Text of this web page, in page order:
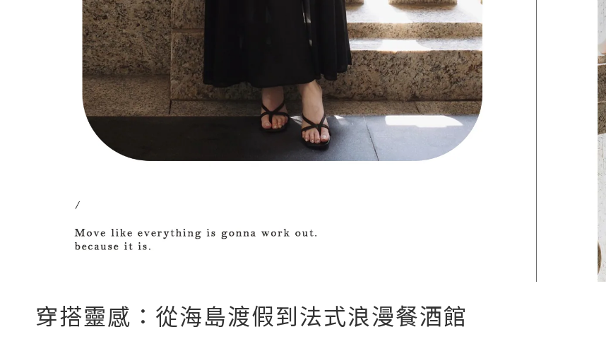
穿搭靈感：從海島渡假到法式浪漫餐酒館